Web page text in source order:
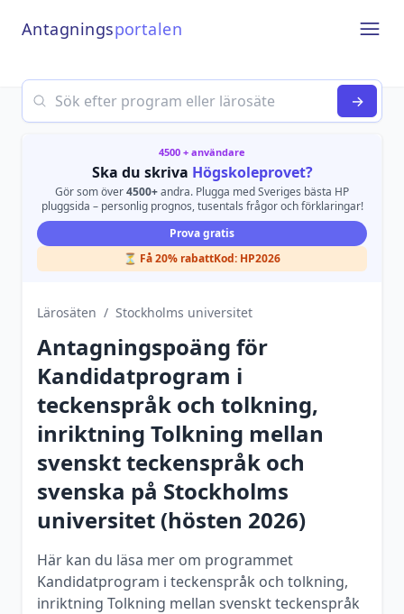
Antagningsportalen
Search
→
4500 + användare
Ska du skriva Högskoleprovet?
Gör som över4500+andra. Plugga med Sveriges bästa HP
pluggsida – personlig prognos, tusentals frågor och förklaringar!
Prova gratis
⏳ Få 20% rabattKod: HP2026
Lärosäten / Stockholms universitet
Antagningspoäng för
Kandidatprogram i
teckenspråk och tolkning,
inriktning Tolkning mellan
svenskt teckenspråk och
svenska på Stockholms
universitet (hösten 2026)
Här kan du läsa mer om programmet
Kandidatprogram i teckenspråk och tolkning,
inriktning Tolkning mellan svenskt teckenspråk